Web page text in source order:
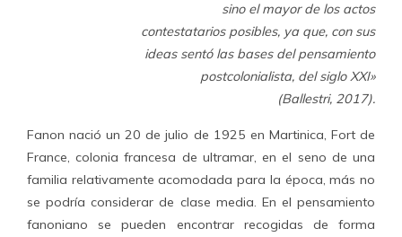
sino el mayor de los actos
contestatarios posibles, ya que, con sus
ideas sentó las bases del pensamiento
postcolonialista, del siglo XXI»
(Ballestri, 2017).
Fanon nació un 20 de julio de 1925 en Martinica, Fort de
France, colonia francesa de ultramar, en el seno de una
familia relativamente acomodada para la época, más no
se podría considerar de clase media. En el pensamiento
fanoniano se pueden encontrar recogidas de forma